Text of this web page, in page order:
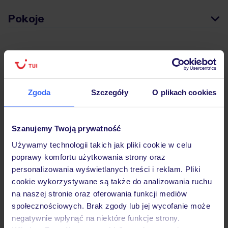
Zgoda Szczegóły O plikach cookies
Szanujemy Twoją prywatność
Używamy technologii takich jak pliki cookie w celu
poprawy komfortu użytkowania strony oraz
personalizowania wyświetlanych treści i reklam. Pliki
cookie wykorzystywane są także do analizowania ruchu
na naszej stronie oraz oferowania funkcji mediów
społecznościowych. Brak zgody lub jej wycofanie może
negatywnie wpłynąć na niektóre funkcje strony.
Pokoje
Wyżywienie
Atrakcje
Ważne informacje
Często zadawane pytania
Jak zmienić uczestników/osobę zgłaszającą?
Czy w Hotelu będzie przedstawiciel TUI?
Na jakiej podstawie i gdzie otrzymam karty
pokładowe/bilety lotnicze?